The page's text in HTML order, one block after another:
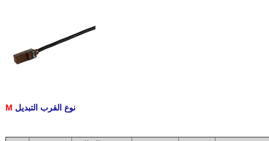
M نوع القرب التبديل